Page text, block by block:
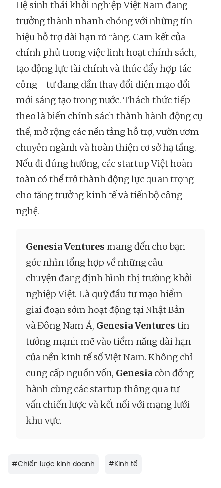
Hệ sinh thái khởi nghiệp Việt Nam đang
trưởng thành nhanh chóng với những tín
hiệu hỗ trợ dài hạn rõ ràng. Cam kết của
chính phủ trong việc linh hoạt chính sách,
tạo động lực tài chính và thúc đẩy hợp tác
công - tư đang dần thay đổi diện mạo đổi
mới sáng tạo trong nước. Thách thức tiếp
theo là biến chính sách thành hành động cụ
thể, mở rộng các nền tảng hỗ trợ, vườn ươm
chuyên ngành và hoàn thiện cơ sở hạ tầng.
Nếu đi đúng hướng, các startup Việt hoàn
toàn có thể trở thành động lực quan trọng
cho tăng trưởng kinh tế và tiến bộ công
nghệ.
Genesia Ventures mang đến cho bạn
góc nhìn tổng hợp về những câu
chuyện đang định hình thị trường khởi
nghiệp Việt. Là quỹ đầu tư mạo hiểm
giai đoạn sớm hoạt động tại Nhật Bản
và Đông Nam Á, Genesia Ventures tin
tưởng mạnh mẽ vào tiềm năng dài hạn
của nền kinh tế số Việt Nam. Không chỉ
cung cấp nguồn vốn, Genesia còn đồng
hành cùng các startup thông qua tư
vấn chiến lược và kết nối với mạng lưới
khu vực.
#Chiến lược kinh doanh #Kinh tế